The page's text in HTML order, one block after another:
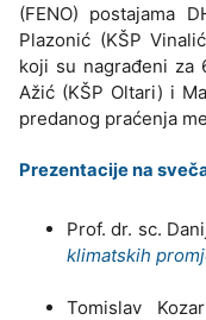
(FENO) postajama
Plazonić (KŠP
koji su nagrađeni za
Ažić (KŠP Oltari) i
predanog praćenja
Prezentacije na
Prof. dr. sc.
klimatskih
Tomislav